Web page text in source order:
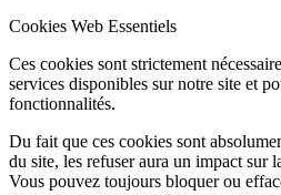
Cookies Web Essentiels
Ces cookies sont strictement
services disponibles sur notre site et
fonctionnalités.
Du fait que ces cookies sont
du site, les refuser aura un impact sur
Vous pouvez toujours bloquer ou